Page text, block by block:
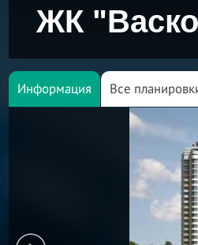
ЖК
Информация Все